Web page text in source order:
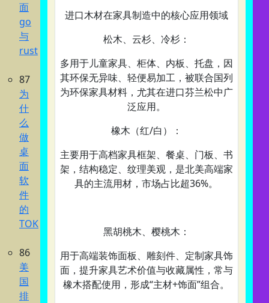
面
go
与
rust
87
为
什
么
做
桌
面
软
件
的
TOK
86
美
国
排
进口木材在家具制造中的核心应用领域‌
松木、云杉、冷杉‌：
多用于‌儿童家具、柜体、内板、托盘‌，因
其环保无异味、轻便易加工，被联合国列
为环保家具材料，尤其在进口芬兰松中广
泛应用。
橡木（红/白）‌：
主要用于‌高档家具框架、餐桌、门板、书
架‌，结构稳定、纹理美观，是北美高端家
具的主流用材，市场占比超36%。
黑胡桃木、樱桃木‌：
用于‌高端装饰面板、雕刻件、定制家具饰
面‌，提升家具艺术价值与收藏属性，常与
橡木搭配使用，形成“主材+饰面”组合。